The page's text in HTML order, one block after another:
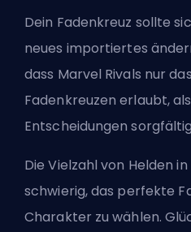
Dein Fadenkreuz sollte
neues importiertes
dass Marvel Rivals nur
Fadenkreuzen erlaubt,
Entscheidungen
Die Vielzahl von Helden
schwierig, das perfekte
Charakter zu wählen.